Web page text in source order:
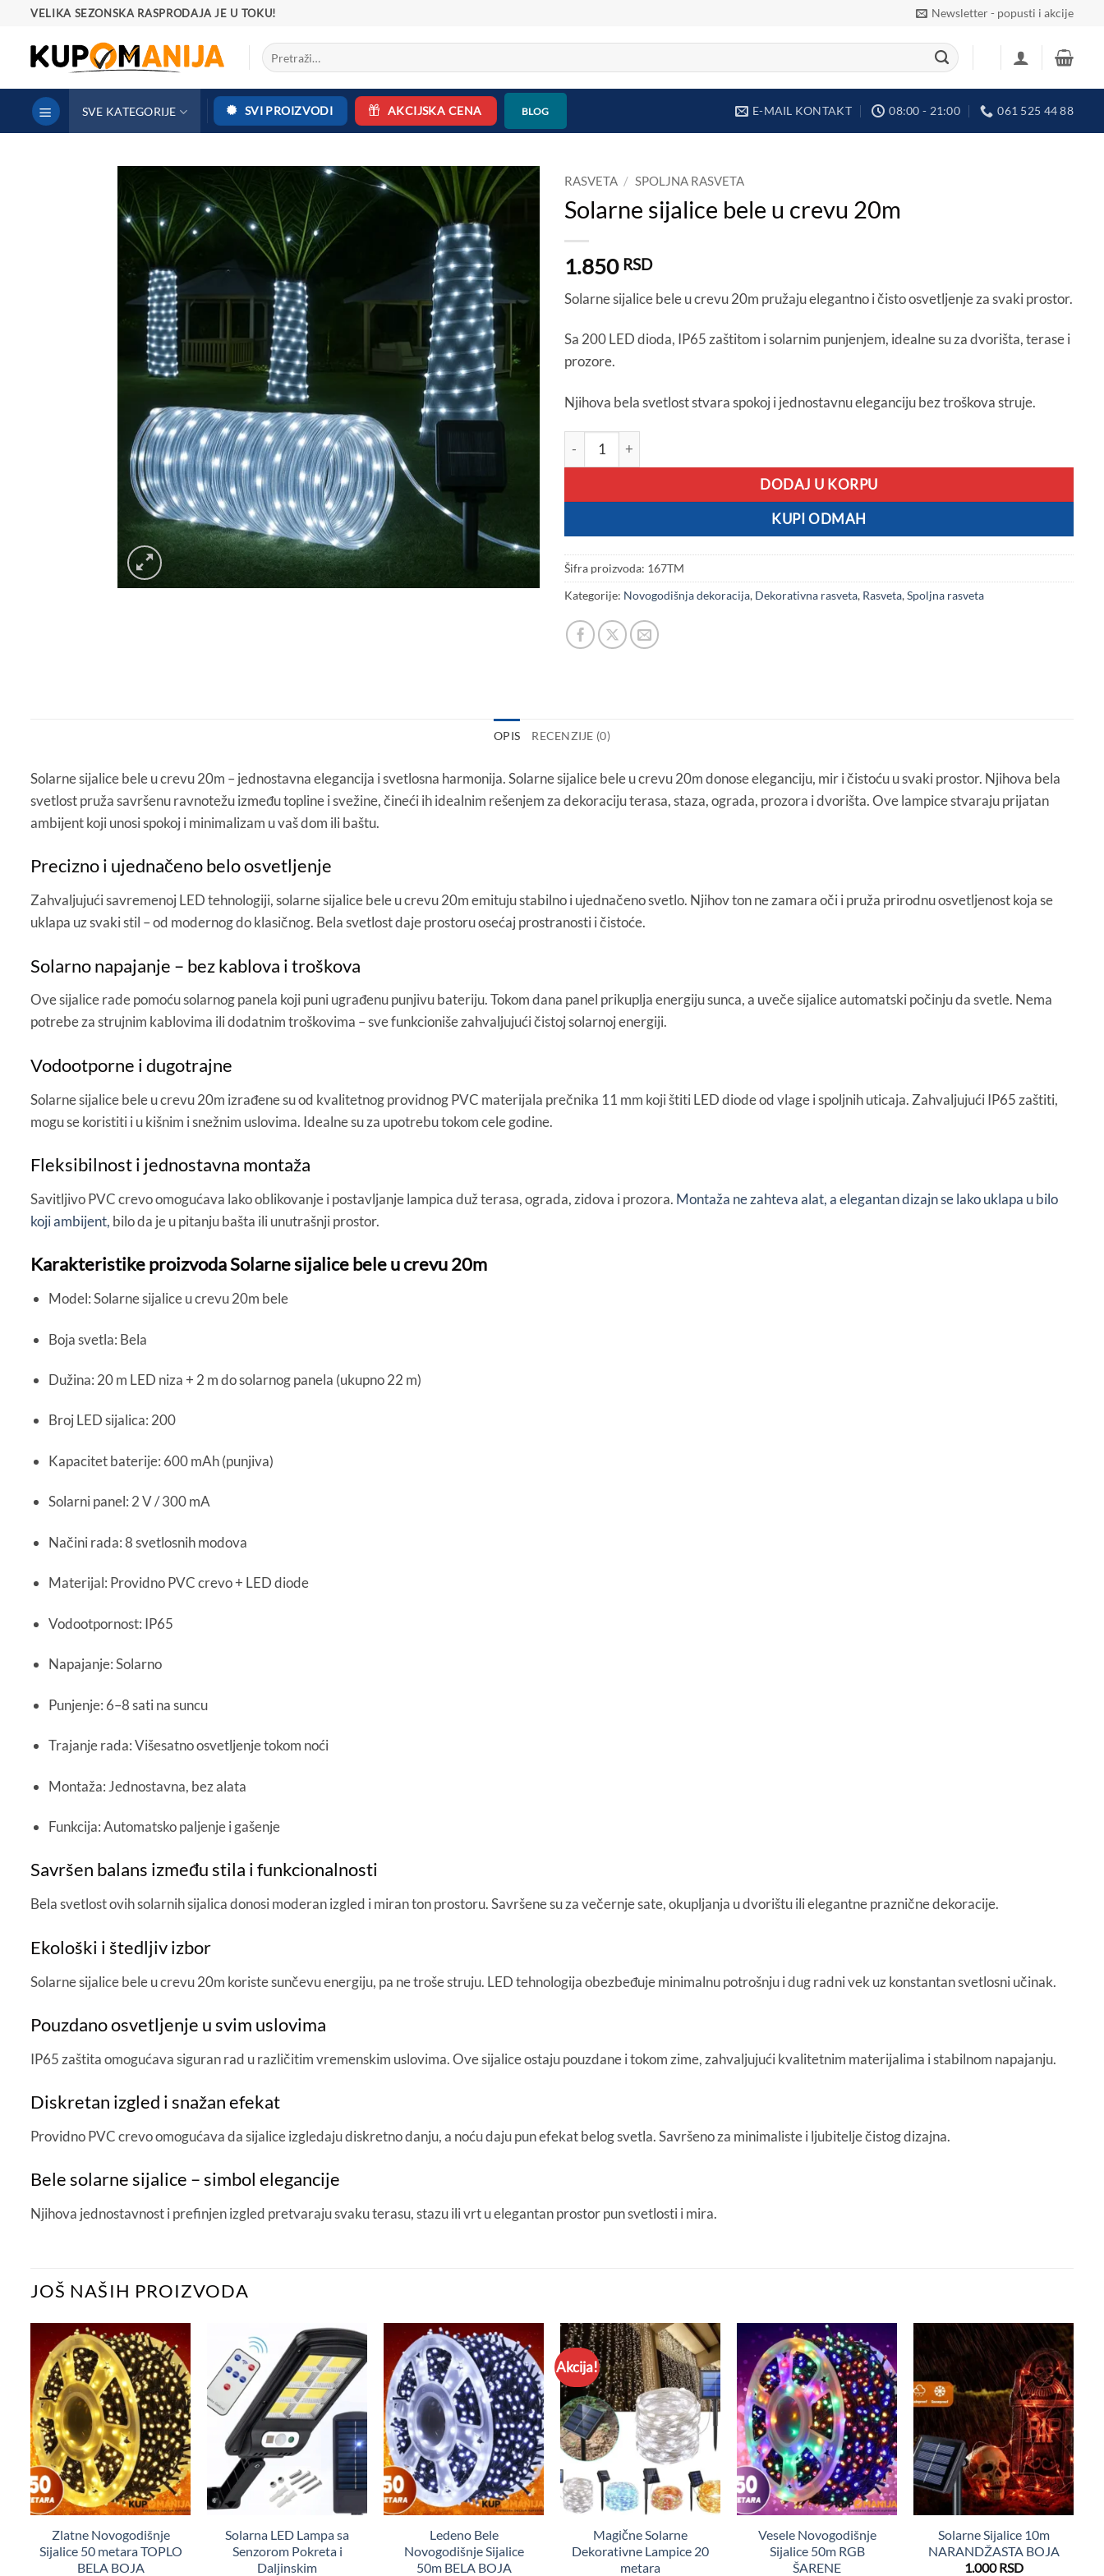
Preskoči
sadržaj
VELIKA SEZONSKA RASPRODAJA JE U TOKU! Newsletter - popusti i akcije
Pretraga
za:
SVE KATEGORIJE SVI PROIZVODI AKCIJSKA CENA BLOG E-MAIL KONTAKT 08:00 - 21:00 061 525 44 88
RASVETA / SPOLJNA RASVETA
Solarne sijalice bele u crevu 20m
1.850 RSD
Solarne sijalice bele u crevu 20m pružaju elegantno i čisto osvetljenje za svaki prostor.
Sa 200 LED dioda, IP65 zaštitom i solarnim punjenjem, idealne su za dvorišta, terase i
prozore.
Njihova bela svetlost stvara spokoj i jednostavnu eleganciju bez troškova struje.
Solarne sijalice bele u crevu 20m količina
DODAJ U KORPU
KUPI ODMAH
Šifra proizvoda: 167TM
Kategorije: Novogodišnja dekoracija, Dekorativna rasveta, Rasveta,Spoljna rasveta
OPIS RECENZIJE (0)
Solarne sijalice bele u crevu 20m – jednostavna elegancija i svetlosna harmonija. Solarne sijalice bele u crevu 20m donose eleganciju, mir i čistoću u svaki prostor. Njihova bela
svetlost pruža savršenu ravnotežu između topline i svežine, čineći ih idealnim rešenjem za dekoraciju terasa, staza, ograda, prozora i dvorišta. Ove lampice stvaraju prijatan
ambijent koji unosi spokoj i minimalizam u vaš dom ili baštu.
Precizno i ujednačeno belo osvetljenje
Zahvaljujući savremenoj LED tehnologiji, solarne sijalice bele u crevu 20m emituju stabilno i ujednačeno svetlo. Njihov ton ne zamara oči i pruža prirodnu osvetljenost koja se
uklapa uz svaki stil – od modernog do klasičnog. Bela svetlost daje prostoru osećaj prostranosti i čistoće.
Solarno napajanje – bez kablova i troškova
Ove sijalice rade pomoću solarnog panela koji puni ugrađenu punjivu bateriju. Tokom dana panel prikuplja energiju sunca, a uveče sijalice automatski počinju da svetle. Nema
potrebe za strujnim kablovima ili dodatnim troškovima – sve funkcioniše zahvaljujući čistoj solarnoj energiji.
Vodootporne i dugotrajne
Solarne sijalice bele u crevu 20m izrađene su od kvalitetnog providnog PVC materijala prečnika 11 mm koji štiti LED diode od vlage i spoljnih uticaja. Zahvaljujući IP65 zaštiti,
mogu se koristiti i u kišnim i snežnim uslovima. Idealne su za upotrebu tokom cele godine.
Fleksibilnost i jednostavna montaža
Savitljivo PVC crevo omogućava lako oblikovanje i postavljanje lampica duž terasa, ograda, zidova i prozora. Montaža ne zahteva alat, a elegantan dizajn se lako uklapa u bilo
koji ambijent, bilo da je u pitanju bašta ili unutrašnji prostor.
Karakteristike proizvoda Solarne sijalice bele u crevu 20m
Model: Solarne sijalice u crevu 20m bele
Boja svetla: Bela
Dužina: 20 m LED niza + 2 m do solarnog panela (ukupno 22 m)
Broj LED sijalica: 200
Kapacitet baterije: 600 mAh (punjiva)
Solarni panel: 2 V / 300 mA
Načini rada: 8 svetlosnih modova
Materijal: Providno PVC crevo + LED diode
Vodootpornost: IP65
Napajanje: Solarno
Punjenje: 6–8 sati na suncu
Trajanje rada: Višesatno osvetljenje tokom noći
Montaža: Jednostavna, bez alata
Funkcija: Automatsko paljenje i gašenje
Savršen balans između stila i funkcionalnosti
Bela svetlost ovih solarnih sijalica donosi moderan izgled i miran ton prostoru. Savršene su za večernje sate, okupljanja u dvorištu ili elegantne praznične dekoracije.
Ekološki i štedljiv izbor
Solarne sijalice bele u crevu 20m koriste sunčevu energiju, pa ne troše struju. LED tehnologija obezbeđuje minimalnu potrošnju i dug radni vek uz konstantan svetlosni učinak.
Pouzdano osvetljenje u svim uslovima
IP65 zaštita omogućava siguran rad u različitim vremenskim uslovima. Ove sijalice ostaju pouzdane i tokom zime, zahvaljujući kvalitetnim materijalima i stabilnom napajanju.
Diskretan izgled i snažan efekat
Providno PVC crevo omogućava da sijalice izgledaju diskretno danju, a noću daju pun efekat belog svetla. Savršeno za minimaliste i ljubitelje čistog dizajna.
Bele solarne sijalice – simbol elegancije
Njihova jednostavnost i prefinjen izgled pretvaraju svaku terasu, stazu ili vrt u elegantan prostor pun svetlosti i mira.
JOŠ NAŠIH PROIZVODA
Zlatne Novogodišnje
Sijalice 50 metara TOPLO
BELA BOJA
Solarna LED Lampa sa
Senzorom Pokreta i
Daljinskim
Ledeno Bele
Novogodišnje Sijalice
50m BELA BOJA
Akcija!
Magične Solarne
Dekorativne Lampice 20
metara
Vesele Novogodišnje
Sijalice 50m RGB
ŠARENE
Solarne Sijalice 10m
NARANDŽASTA BOJA
1.000RSD